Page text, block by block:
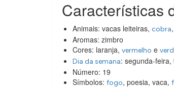
Características
Animais: vacas leiteiras, cobra,
Aromas: zimbro
Cores: laranja, vermelho e
Dia da semana: segunda-
Número: 19
Símbolos: fogo, poesia, vaca,